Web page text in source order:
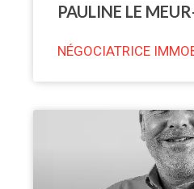
PAULINE LE
NÉGOCIATRICE